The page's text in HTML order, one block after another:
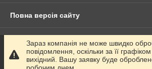
Повна версія сайту
Сайт створено на маркетплейсі
Політика конфіденційності
Зараз компанія не може швидко
повідомлення, оскільки за її
вихідний. Вашу заявку буде